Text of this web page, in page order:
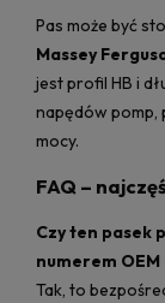
Pas może być
Massey
jest profil HB i
napędów pomp,
mocy.
FAQ –
Czy ten pasek
numerem OEM
Tak, to